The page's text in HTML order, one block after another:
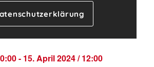
- 15. April 2024 / 12:00